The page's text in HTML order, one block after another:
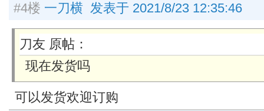
#4楼 一刀横 发表于 2021/8/23 12:35:46
刀友 原帖：
现在发货吗
可以发货欢迎订购